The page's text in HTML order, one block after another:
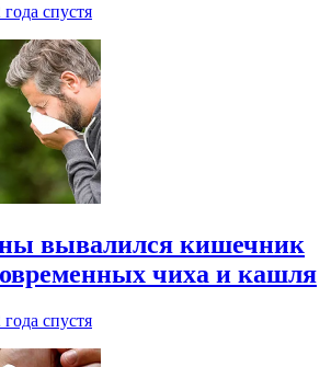
года спустя
вывалился кишечник
чиха и кашля
года спустя